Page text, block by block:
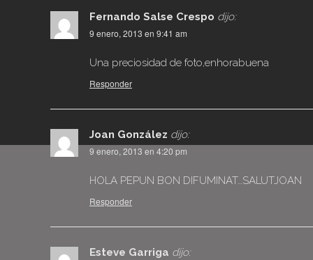
Fernando Salse Crespo dijo:
9 enero, 2013 en 9:41 am
Una preciosidad de foto,enhorabuena
Responder
Joan González dijo:
9 enero, 2013 en 4:20 pm
HOLA PEPUN BON DIFUMINAT…SALUTJOAN
Responder
Esteve Garriga dijo: